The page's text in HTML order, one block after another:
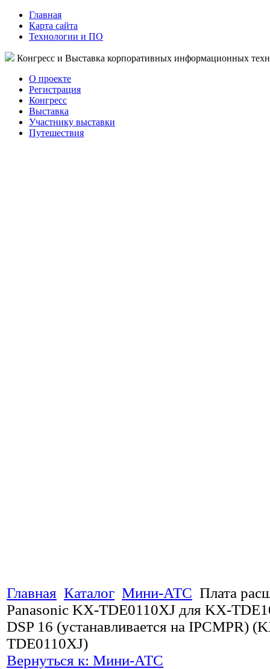
Главная
Карта сайта
Технологии и ПО
Конгресс и Выставка корпоративных информационных
О проекте
Регистрация
Конгресс
Выставка
Участнику выставки
Путешествия
Главная Каталог Мини-АТС Плата
Panasonic KX-TDE0110XJ для KX-
DSP 16 (устанавливается на IPCMPR)
TDE0110XJ)
Вернуться к: Мини-АТС